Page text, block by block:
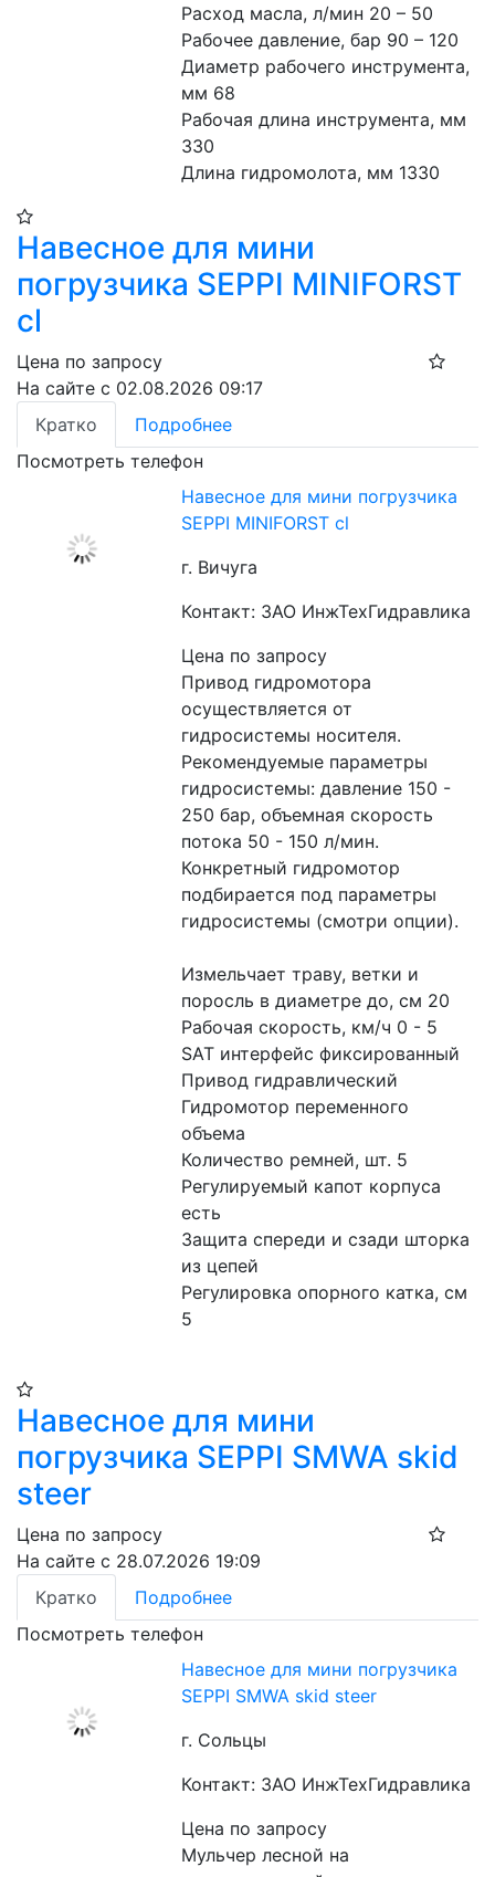
Расход масла, л/мин 20 – 50
Рабочее давление, бар 90 – 120
Диаметр рабочего инструмента,
мм 68
Рабочая длина инструмента, мм
330
Длина гидромолота, мм 1330
Навесное для мини
погрузчика SEPPI MINIFORST
cl
Цена по запросу
На сайте с 02.08.2026 09:17
Кратко
Подробнее
Посмотреть телефон
Навесное для мини погрузчика
SEPPI MINIFORST cl
г. Вичуга
Контакт: ЗАО ИнжТехГидравлика
Цена по запросу
Привод гидромотора
осуществляется от
гидросистемы носителя.
Рекомендуемые параметры
гидросистемы: давление 150 -
250 бар, объемная скорость
потока 50 - 150 л/мин.
Конкретный гидромотор
подбирается под параметры
гидросистемы (смотри опции).
Измельчает траву, ветки и
поросль в диаметре до, см 20
Рабочая скорость, км/ч 0 - 5
SAT интерфейс фиксированный
Привод гидравлический
Гидромотор переменного
объема
Количество ремней, шт. 5
Регулируемый капот корпуса
есть
Защита спереди и сзади шторка
из цепей
Регулировка опорного катка, см
5
Навесное для мини
погрузчика SEPPI SMWA skid
steer
Цена по запросу
На сайте с 28.07.2026 19:09
Кратко
Подробнее
Посмотреть телефон
Навесное для мини погрузчика
SEPPI SMWA skid steer
г. Сольцы
Контакт: ЗАО ИнжТехГидравлика
Цена по запросу
Мульчер лесной на